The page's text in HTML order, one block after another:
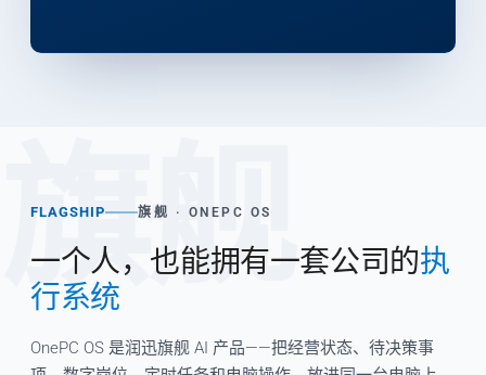
旗舰
FLAGSHIP 旗舰 · ONEPC OS
一个人，也能拥有一套公司的执
行系统
OnePC OS 是润迅旗舰 AI 产品——把经营状态、待决策事